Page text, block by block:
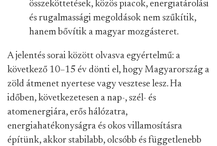
összeköttetések, közös piacok, energiatárolási
és rugalmassági megoldások nem szűkítik,
hanem bővítik a magyar mozgásteret.
A jelentés sorai között olvasva egyértelmű: a
következő 10–15 év dönti el, hogy Magyarország a
zöld átmenet nyertese vagy vesztese lesz. Ha
időben, következetesen a nap-, szél- és
atomenergiára, erős hálózatra,
energiahatékonyságra és okos villamosításra
építünk, akkor stabilabb, olcsóbb és függetlenebb